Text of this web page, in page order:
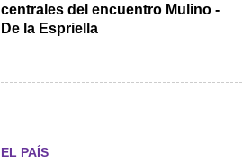
centrales del encuentro Mulino -
De la Espriella
EL PAÍS